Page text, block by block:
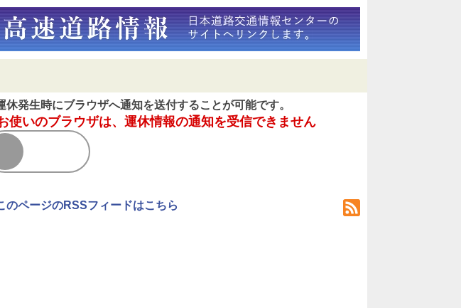
休発生時にブラウザへ通知を送付することが可能です。
使いのブラウザは、運休情報の通知を受信できません
のページのRSSフィードはこちら